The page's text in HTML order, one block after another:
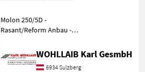
Molon 250/5D -
Rasant/Reform Anbau -
Zinkenträger - 5
Doppelzinken pro
WOHLLAIB Karl GesmbH
6934 Sulzberg